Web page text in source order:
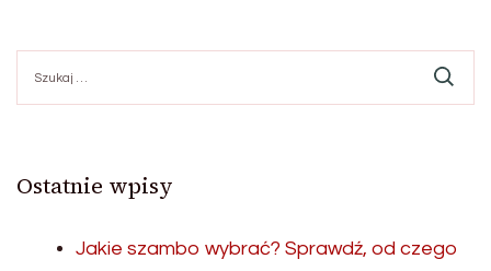
wpisów
Ostatnie wpisy
Jakie szambo wybrać? Sprawdź, od czego